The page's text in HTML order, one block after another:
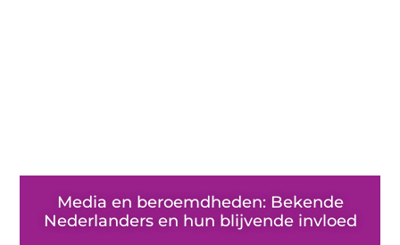
Media en beroemdheden: Bekende
Nederlanders en hun blijvende invloed